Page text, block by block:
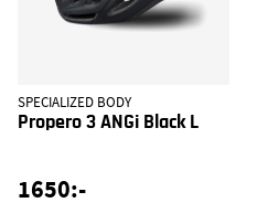
SPECIALIZED BODY
Propero 3 ANGi Black L
1650:-